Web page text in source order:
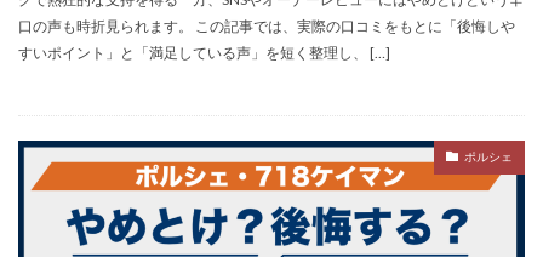
口の声も時折見られます。 この記事では、実際の口コミをもとに「後悔しや
すいポイント」と「満足している声」を短く整理し、 […]
ポルシェ